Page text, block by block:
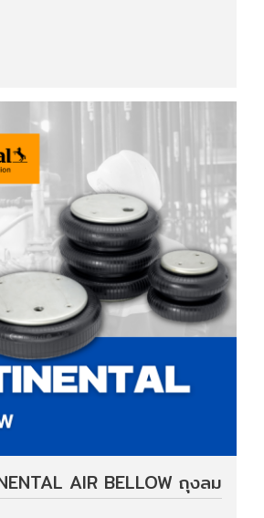
AIR BELLOW ถุงลม